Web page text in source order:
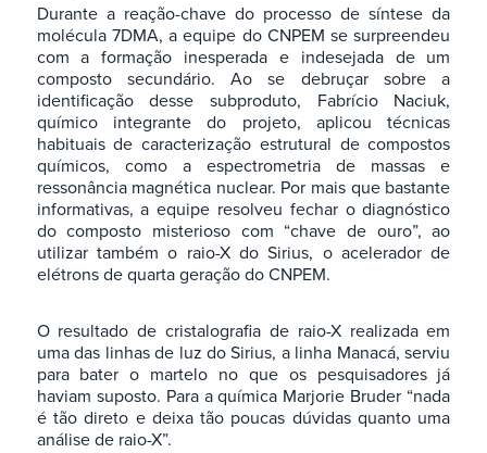
Durante a reação-chave do processo de síntese da
molécula 7DMA, a equipe do CNPEM se surpreendeu
com a formação inesperada e indesejada de um
composto secundário. Ao se debruçar sobre a
identificação desse subproduto, Fabrício Naciuk,
químico integrante do projeto, aplicou técnicas
habituais de caracterização estrutural de compostos
químicos, como a espectrometria de massas e
ressonância magnética nuclear. Por mais que bastante
informativas, a equipe resolveu fechar o diagnóstico
do composto misterioso com “chave de ouro”, ao
utilizar também o raio-X do Sirius, o acelerador de
elétrons de quarta geração do CNPEM.
O resultado de cristalografia de raio-X realizada em
uma das linhas de luz do Sirius, a linha Manacá, serviu
para bater o martelo no que os pesquisadores já
haviam suposto. Para a química Marjorie Bruder “nada
é tão direto e deixa tão poucas dúvidas quanto uma
análise de raio-X”.